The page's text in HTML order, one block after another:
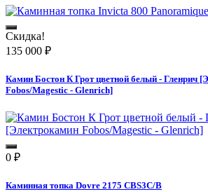
Скидка!
135 000 ₽
Камин Бостон К Грот цветной белый - Гленрич
Fobos/Magestic - Glenrich]
0 ₽
Каминная топка Dovre 2175 CBS3C/B